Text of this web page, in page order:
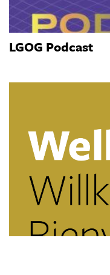
LGOG Podcast